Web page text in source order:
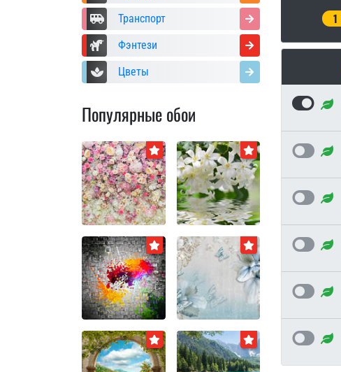
Транспорт
Фэнтези
Цветы
Популярные обои
1